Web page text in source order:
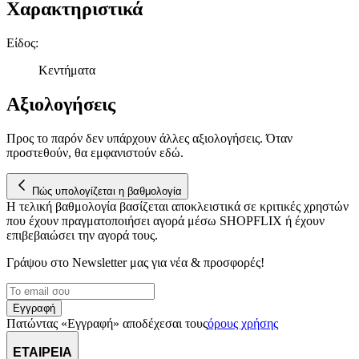
παρέχουμε λειτουργίες μέσων κοινωνικής δικτύωσης και να
μας επεξεργαζόμαστε προσωπικά σας δεδομένα, π.χ. τη
διεύθυνση IP σας, χρησιμοποιώντας τεχνολογία όπως cookies
για να αποθηκεύουμε και να έχουμε πρόσβαση σε πληροφορίες
στη συσκευή σας, με σκοπό την προβολή εξατομικευμένων
διαφημίσεων και περιεχομένου, τις μετρήσεις σχετικά με
μας και την ανάπτυξη προϊόντων. Επίσης, κοινοποιούμε
πληροφορίες σχετικά με την από μέρους σας χρήση της
τοποθεσίας μας στους συνεργάτες μέσων κοινωνικής
δικτύωσης, διαφημίσεων και ανάλυσης.
Χαρακτηριστικά
Είδος:
Κεντήματα
Αξιολογήσεις
Προς το παρόν δεν υπάρχουν άλλες αξιολογήσεις. Όταν
προστεθούν, θα εμφανιστούν εδώ.
Πώς υπολογίζεται η βαθμολογία
Η τελική βαθμολογία βασίζεται αποκλειστικά σε κριτικές χρηστών
που έχουν πραγματοποιήσει αγορά μέσω SHOPFLIX ή έχουν
επιβεβαιώσει την αγορά τους.
Γράψου στο Νewsletter μας για νέα & προσφορές!
Εγγραφή
Πατώντας «Εγγραφή» αποδέχεσαι τουςόρους χρήσης
ΕΤΑΙΡΕΙΑ